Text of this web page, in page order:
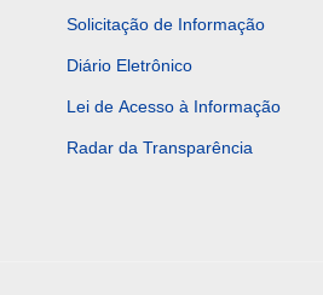
Solicitação de Informação
Diário Eletrônico
Lei de Acesso à Informação
Radar da Transparência